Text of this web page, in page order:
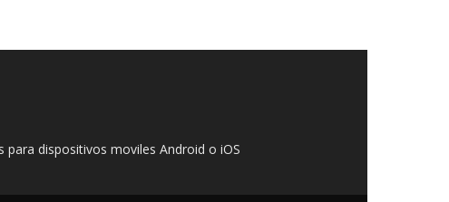
dispositivos moviles Android o iOS